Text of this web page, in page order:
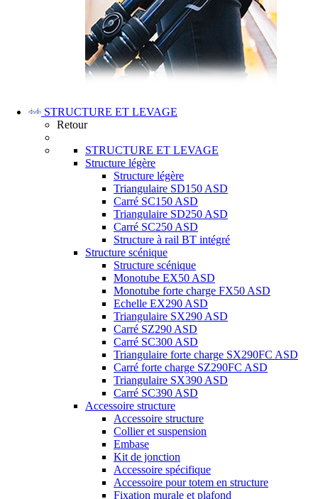
STRUCTURE ET LEVAGE
Retour
STRUCTURE ET LEVAGE
Structure légère
Structure légère
Triangulaire SD150 ASD
Carré SC150 ASD
Triangulaire SD250 ASD
Carré SC250 ASD
Structure à rail BT intégré
Structure scénique
Structure scénique
Monotube EX50 ASD
Monotube forte charge FX50 ASD
Echelle EX290 ASD
Triangulaire SX290 ASD
Carré SZ290 ASD
Carré SC300 ASD
Triangulaire forte charge SX290FC ASD
Carré forte charge SZ290FC ASD
Triangulaire SX390 ASD
Carré SC390 ASD
Accessoire structure
Accessoire structure
Collier et suspension
Embase
Kit de jonction
Accessoire spécifique
Accessoire pour totem en structure
Fixation murale et plafond